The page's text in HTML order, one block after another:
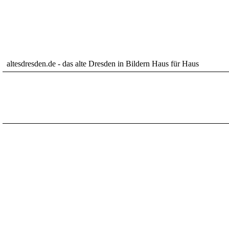
altesdresden.de - das alte Dresden in Bildern Haus für Haus